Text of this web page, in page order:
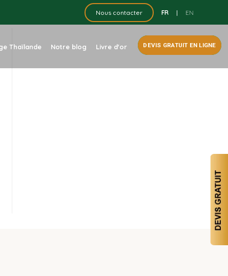
Nous contacter FR | EN
Thaïlande Notre blog Livre d'or DEVIS GRATUIT EN LIGNE